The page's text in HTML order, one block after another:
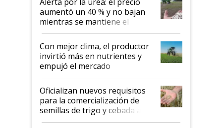
aumentó un 40 % y no bajan
mientras se mantiene el
conflicto en Medio Oriente
Con mejor clima, el productor
invirtió más en nutrientes y
empujó el mercado
Oficializan nuevos requisitos
para la comercialización de
semillas de trigo y cebada a
granel